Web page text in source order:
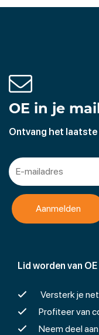
Lid worden van OE
Versterk je
Profiteer van
Neem deel
OE in je
Ontvang het laatste